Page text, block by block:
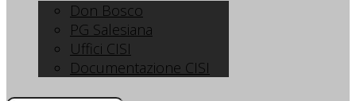
Don Bosco
PG Salesiana
Uffici CISI
Documentazione CISI